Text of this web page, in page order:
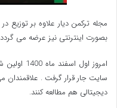
مجله ترکمن دیار علاوه بر توزیع
بصورت اینترنتی نیز عرضه می
امروز
سایت جار قرار گرفت . علاقمندان
دیجیتالی هم مطالعه کنند.